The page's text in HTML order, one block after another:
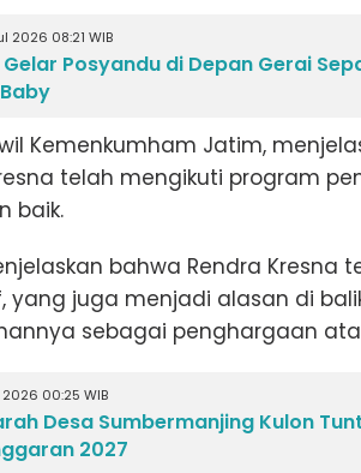
2026 08:21 WIB
Posyandu di Depan Gerai
Kemenkumham Jatim,
telah mengikuti program
baik.
bahwa Rendra Kresna
yang juga menjadi alasan di
sebagai penghargaan
00:25 WIB
Desa Sumbermanjing Kulon
2027